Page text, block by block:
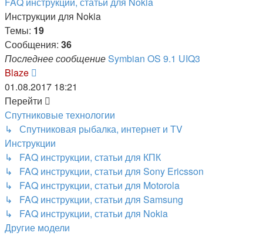
сообщению
Инструкции для Nokia
Темы: 19
Сообщения: 36
Последнее сообщениеSymbian OS 9.1 UIQ3
Blaze
к
последнему
сообщению
01.08.2017 18:21
Перейти
Спутниковые технологии
↳ Спутниковая рыбалка, интернет и TV
Инструкции
↳ FAQ инструкции, статьи для КПК
↳ FAQ инструкции, статьи для Sony Ericsson
↳ FAQ инструкции, статьи для Motorola
↳ FAQ инструкции, статьи для Samsung
↳ FAQ инструкции, статьи для Nokia
Другие модели